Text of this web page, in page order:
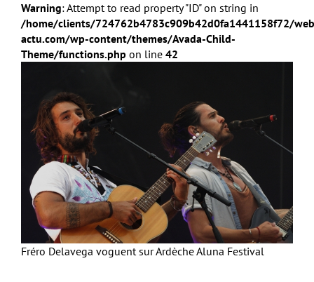
Warning: Attempt to read property "ID" on string in
/home/clients/724762b4783c909b42d0fa1441158f72/
actu.com/wp-content/themes/Avada-Child-
Theme/functions.php on line 42
Fréro Delavega voguent sur Ardèche Aluna Festival